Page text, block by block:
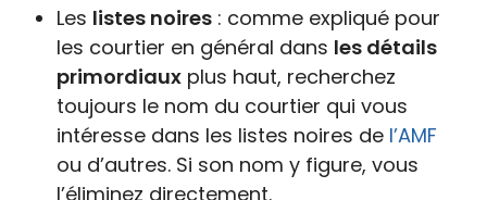
Les listes noires : comme expliqué pour
les courtier en général dans les détails
primordiaux plus haut, recherchez
toujours le nom du courtier qui vous
intéresse dans les listes noires de l’AMF
ou d’autres. Si son nom y figure, vous
l’éliminez directement.